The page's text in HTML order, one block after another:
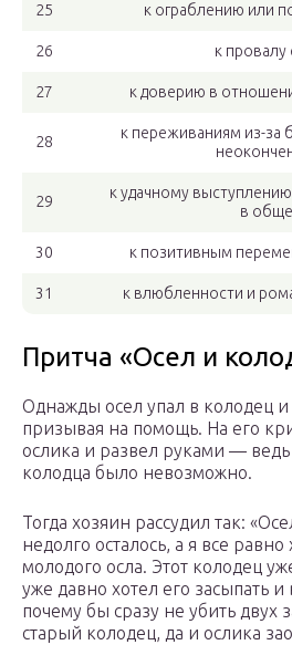
25 к ограблению или
26 к провалу
27 к доверию в
28
к переживаниям из-за
29
к удачному
в
30 к позитивным
31 к влюбленности и
Притча «Осел и
Однажды осел упал в колодец и
призывая на помощь. На его
ослика и развел руками —
колодца было невозможно.
Тогда хозяин рассудил так:
недолго осталось, а я все
молодого осла. Этот колодец
уже давно хотел его засыпать
почему бы сразу не убить двух
старый колодец, да и ослика